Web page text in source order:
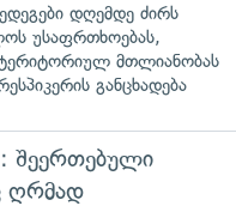
დღემდე ძირს
უსაფრთხოებას,
ტერიტორიულ მთლიანობას
განცხადება
შეერთებული
ღრმად